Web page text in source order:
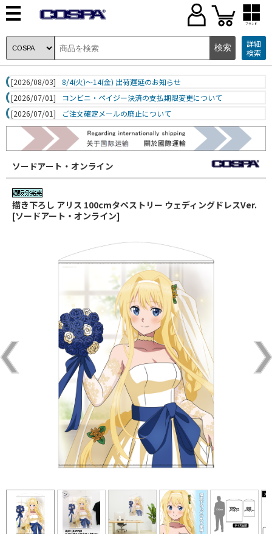
ブランド
詳細
検索
[2026/08/03]
8/4(火)～14(金) 出荷遅延のお知らせ
[2026/07/01]
コンビニ・ペイジー決済の支払期限変更について
[2026/07/01]
ご注文確定メールの廃止について
ソードアート・オンライン
描き下ろし アリス 100cmタペストリー ウェディングドレスVer.
[ソードアート・オンライン]